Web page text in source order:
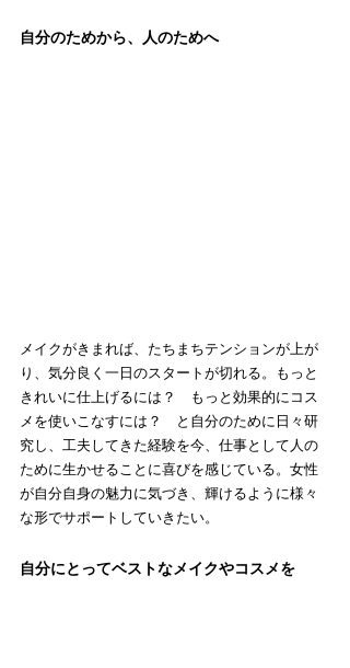
自分のためから、人のためへ
メイクがきまれば、たちまちテンションが上が
り、気分良く一日のスタートが切れる。もっと
きれいに仕上げるには？　もっと効果的にコス
メを使いこなすには？　と自分のために日々研
究し、工夫してきた経験を今、仕事として人の
ために生かせることに喜びを感じている。女性
が自分自身の魅力に気づき、輝けるように様々
な形でサポートしていきたい。
自分にとってベストなメイクやコスメを